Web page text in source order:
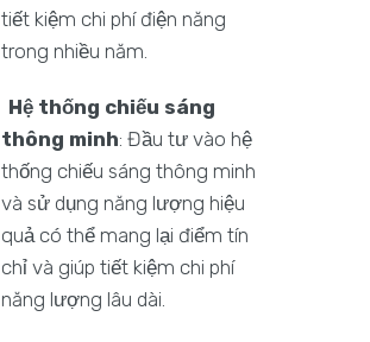
tiết kiệm chi phí điện năng
trong nhiều năm.
Hệ thống chiếu sáng
thông minh: Đầu tư vào hệ
thống chiếu sáng thông minh
và sử dụng năng lượng hiệu
quả có thể mang lại điểm tín
chỉ và giúp tiết kiệm chi phí
năng lượng lâu dài.